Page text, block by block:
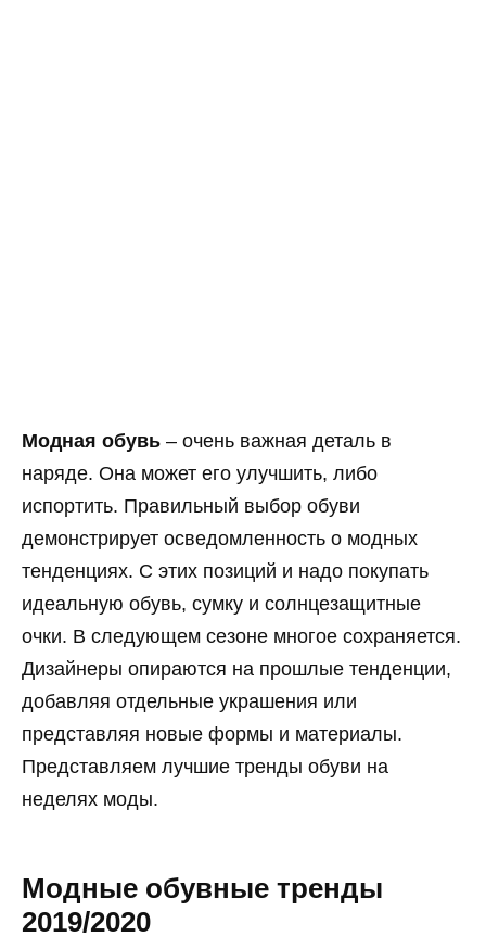
Модная обувь – очень важная деталь в
наряде. Она может его улучшить, либо
испортить. Правильный выбор обуви
демонстрирует осведомленность о модных
тенденциях. С этих позиций и надо покупать
идеальную обувь, сумку и солнцезащитные
очки. В следующем сезоне многое сохраняется.
Дизайнеры опираются на прошлые тенденции,
добавляя отдельные украшения или
представляя новые формы и материалы.
Представляем лучшие тренды обуви на
неделях моды.
Модные обувные тренды
2019/2020